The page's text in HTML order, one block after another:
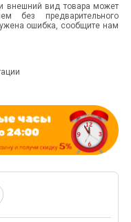
внешний вид товара может
без предварительного
ошибка, сообщите нам